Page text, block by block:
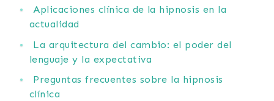
Aplicaciones clínica de la hipnosis en la
actualidad
La arquitectura del cambio: el poder del
lenguaje y la expectativa
Preguntas frecuentes sobre la hipnosis
clínica